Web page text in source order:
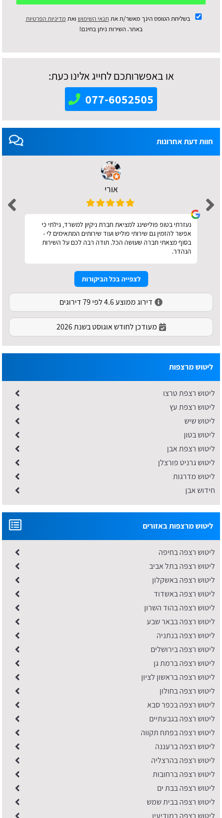
בשליחת הטופס הינך מאשר/ת את תנאי השימוש ואתמדיניות הפרטיות
באתר. השירות ניתן בחינם!
או באפשרותכם לחייג אלינו כעת:
077-6052505
חוות דעת אחרונות
אורי
נעזרתי בטופ פולישינג למציאת חברת ניקיון למשרד, גילתי כי
אפשר להזמין גם שירותי פוליש ועוד שירותים המתאימים לי -
בסוף מצאתי חברה שעושה הכל. תודה רבה לכם על השירות
הנהדר.
לצפייה בכל הביקורות
דירוג ממוצע 4.6 לפי 79 דירוגים
מעודכן לחודש אוגוסט בשנת 2026
ליטוש מרצפות
ליטוש רצפת טרצו
ליטוש רצפת עץ
ליטוש שיש
ליטוש בטון
ליטוש רצפת אבן
ליטוש גרניט פורצלן
ליטוש מדרגות
חידוש אבן
ליטוש מרצפות באזורים
ליטוש רצפה בחיפה
ליטוש רצפה בתל אביב
ליטוש רצפה באשקלון
ליטוש רצפה באשדוד
ליטוש רצפה בהוד השרון
ליטוש רצפה בבאר שבע
ליטוש רצפה בנתניה
ליטוש רצפה בירושלים
ליטוש רצפה ברמת גן
ליטוש רצפה בראשון לציון
ליטוש רצפה בחולון
ליטוש רצפה בכפר סבא
ליטוש רצפה בגבעתיים
ליטוש רצפה בפתח תקווה
ליטוש רצפה ברעננה
ליטוש רצפה בהרצליה
ליטוש רצפה ברחובות
ליטוש רצפה בבת ים
ליטוש רצפה בבית שמש
ליטוש רצפה במודיעין